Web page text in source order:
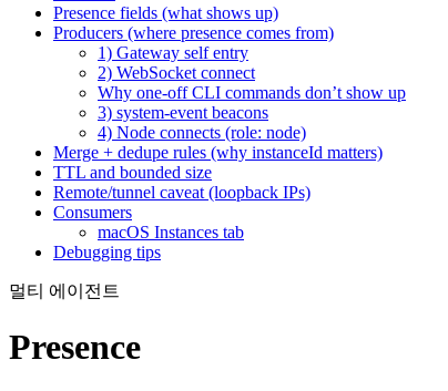
Presence fields (what shows up)
Producers (where presence comes from)
1) Gateway self entry
2) WebSocket connect
Why one-off CLI commands don’t show up
3) system-event beacons
4) Node connects (role: node)
Merge + dedupe rules (why instanceId matters)
TTL and bounded size
Remote/tunnel caveat (loopback IPs)
Consumers
macOS Instances tab
Debugging tips
멀티 에이전트
Presence